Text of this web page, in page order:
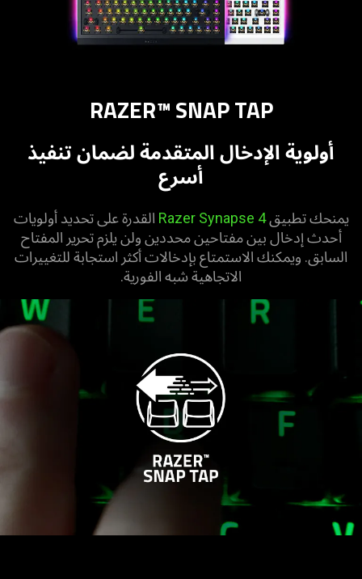
RAZER™ SNAP TAP
أولوية الإدخال المتقدمة لضمان تنفيذ
أسرع
يمنحك تطبيقRazer Synapse 4 القدرة على تحديد أولويات
أحدث إدخال بين مفتاحين محددين ولن يلزم تحرير المفتاح
السابق. ويمكنك الاستمتاع بإدخالات أكثر استجابة للتغييرات
الاتجاهية شبه الفورية.